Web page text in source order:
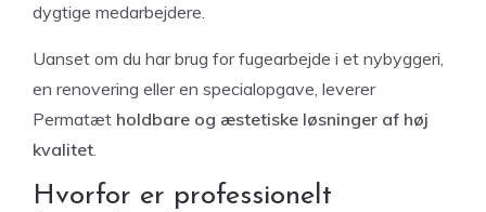
dygtige medarbejdere.
Uanset om du har brug for fugearbejde i et nybyggeri,
en renovering eller en specialopgave, leverer
Permatæt holdbare og æstetiske løsninger af høj
kvalitet.
Hvorfor er professionelt